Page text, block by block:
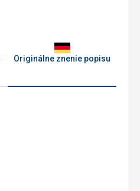
Originálne znenie popisu